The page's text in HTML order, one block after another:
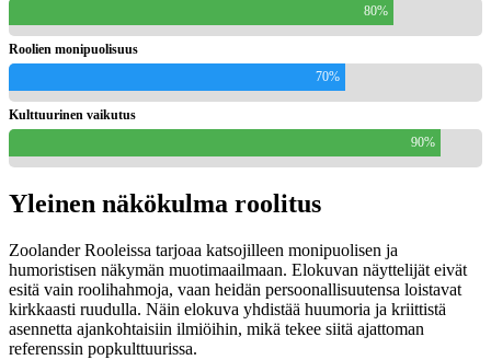
80%
Roolien monipuolisuus
70%
Kulttuurinen vaikutus
90%
Yleinen näkökulma roolitus
Zoolander Rooleissa tarjoaa katsojilleen monipuolisen ja
humoristisen näkymän muotimaailmaan. Elokuvan näyttelijät eivät
esitä vain roolihahmoja, vaan heidän persoonallisuutensa loistavat
kirkkaasti ruudulla. Näin elokuva yhdistää huumoria ja kriittistä
asennetta ajankohtaisiin ilmiöihin, mikä tekee siitä ajattoman
referenssin popkulttuurissa.